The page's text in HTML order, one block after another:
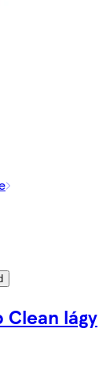
Clean lágy